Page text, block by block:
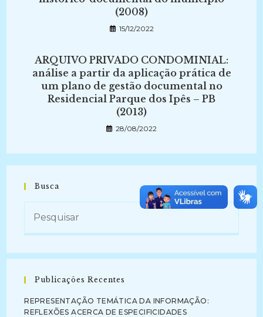
(2008)
15/12/2022
ARQUIVO PRIVADO CONDOMINIAL:
análise a partir da aplicação prática de
um plano de gestão documental no
Residencial Parque dos Ipês – PB
(2013)
28/08/2022
Busca
Publicações Recentes
REPRESENTAÇÃO TEMÁTICA DA INFORMAÇÃO:
REFLEXÕES ACERCA DE ESPECIFICIDADES